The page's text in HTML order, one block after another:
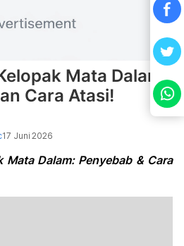
Mata Dalam?
Cara Atasi!
17 Juni 2026
Dalam: Penyebab & Cara